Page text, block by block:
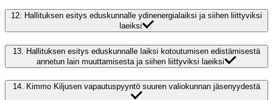
12.
Hallituksen esitys eduskunnalle ydinenergialaiksi ja siihen liittyviksi
laeiksi
13. Hallituksen esitys eduskunnalle laiksi kotoutumisen edistämisestä
annetun lain muuttamisesta ja siihen liittyviksi laeiksi
14. Kimmo Kiljusen vapautuspyyntö suuren valiokunnan jäsenyydestä